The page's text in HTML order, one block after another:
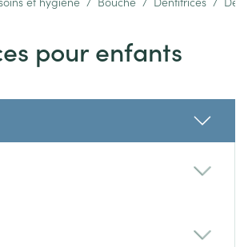
pour enfants